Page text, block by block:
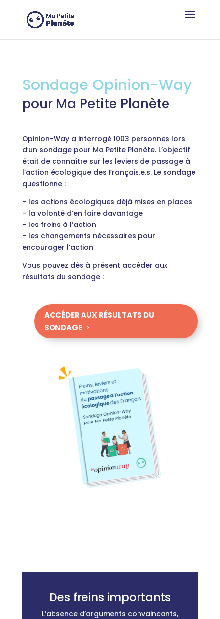
Sondage Opinion-Way
pour Ma Petite Planète
Opinion-Way a interrogé 1003 personnes lors
d’un sondage pour Ma Petite Planète. L’objectif
était de connaître sur les leviers de passage à
l’action écologique des Français.e.s. Le sondage
questionne :
– les actions écologiques déjà mises en places
– la volonté d’en faire davantage
– les freins à l’action
– les changements nécessaires pour
encourager l’action
Vous pouvez dès à présent accéder aux
résultats du sondage :
ACCÉDER AUX RÉSULTATS DU
SONDAGE
Des freins importants
L’absence d’arguments convaincants,